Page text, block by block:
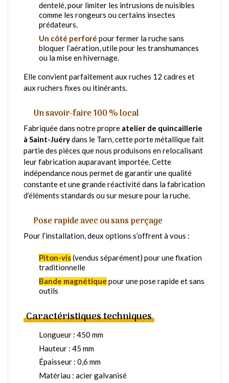
dentelé, pour limiter les intrusions de nuisibles
comme les rongeurs ou certains insectes
prédateurs.
Un côté perforé pour fermer la ruche sans
bloquer l’aération, utile pour les transhumances
ou la mise en hivernage.
Elle convient parfaitement aux ruches 12 cadres et
aux ruchers fixes ou itinérants.
Un savoir-faire 100 % local
Fabriquée dans notre propre atelier de quincaillerie
à Saint-Juérydans le Tarn, cette porte métallique fait
partie des pièces que nous produisons en relocalisant
leur fabrication auparavant importée. Cette
indépendance nous permet de garantir une qualité
constante et une grande réactivité dans la fabrication
d’éléments standards ou sur mesure pour la ruche.
Pose rapide avec ou sans perçage
Pour l’installation, deux options s’offrent à vous :
Piton-vis(vendus séparément) pour une fixation
traditionnelle
Bande magnétique pour une pose rapide et sans
outils
Caractéristiques techniques
Longueur : 450 mm
Hauteur : 45 mm
Épaisseur : 0,6 mm
Matériau : acier galvanisé